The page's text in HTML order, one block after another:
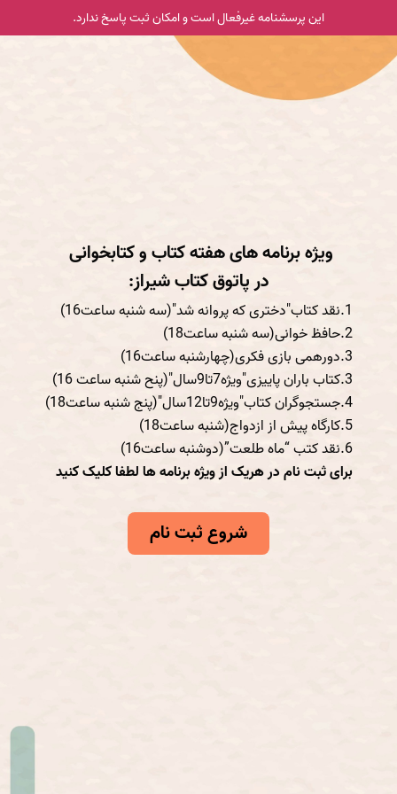
این پرسشنامه غیر‌فعال است و امکان ثبت پاسخ ندارد.
ویژه برنامه های هفته کتاب و کتابخوانی
در پاتوق کتاب شیراز:
1.نقد کتاب"دختری که پروانه شد"(سه شنبه ساعت16)
2.حافظ خوانی(سه شنبه ساعت18)
3.دورهمی بازی فکری(چهارشنبه ساعت16)
3.کتاب باران پاییزی"ویژه7تا9سال"(پنح شنبه ساعت 16)
4.جستجوگران کتاب"ویژه9تا12سال"(پنج شنبه ساعت18)
5.کارگاه پیش از ازدواج(شنبه ساعت18)
6.نقد کتب “ماه طلعت”(دوشنبه ساعت16)
برای ثبت نام در هریک از ویژه برنامه ها لطفا کلیک کنید
شروع ثبت نام